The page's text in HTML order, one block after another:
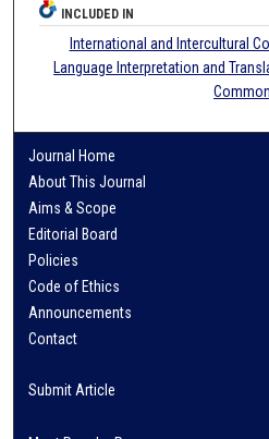
INCLUDED IN
International and Intercultural
Language Interpretation and
Journal Home
About This Journal
Aims & Scope
Editorial Board
Policies
Code of Ethics
Announcements
Contact
Submit Article